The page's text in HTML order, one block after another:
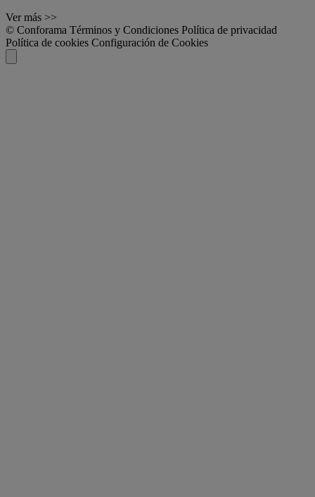
Ver más >>
© Conforama Términos y Condiciones Política de privacidad
Política de cookies Configuración de Cookies